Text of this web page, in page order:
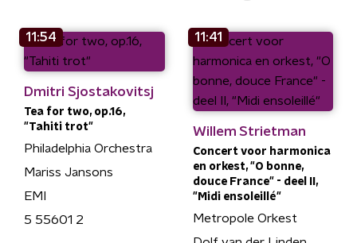
11:54
Dmitri Sjostakovitsj
Tea for two, op.16,
"Tahiti trot"
Philadelphia Orchestra
Mariss Jansons
EMI
5 55601 2
11:41
Willem Strietman
Concert voor harmonica
en orkest, "O bonne,
douce France" - deel II,
"Midi ensoleillé"
Metropole Orkest